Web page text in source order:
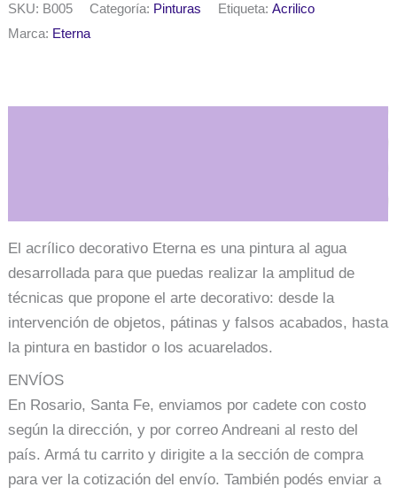
Sambayon
cantidad
SKU: B005 Categoría: Pinturas Etiqueta:Acrilico
Marca: Eterna
El acrílico decorativo Eterna es una pintura al agua
desarrollada para que puedas realizar la amplitud de
técnicas que propone el arte decorativo: desde la
intervención de objetos, pátinas y falsos acabados, hasta
la pintura en bastidor o los acuarelados.
ENVÍOS
En Rosario, Santa Fe, enviamos por cadete con costo
según la dirección, y por correo Andreani al resto del
país. Armá tu carrito y dirigite a la sección de compra
para ver la cotización del envío. También podés enviar a